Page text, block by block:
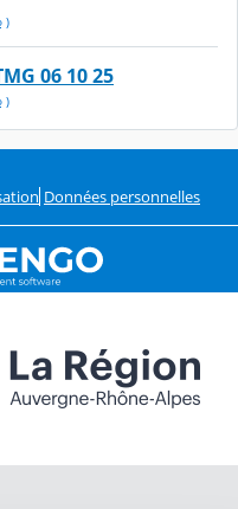
)
06 10 25
)
Données personnelles